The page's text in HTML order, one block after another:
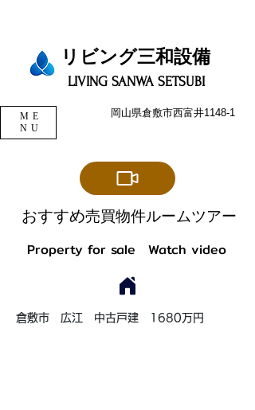
リビング三和設備​​​
LIVING SANWA SETSUBI
ME
NU
岡山県倉敷市西富井1148-1
​おすすめ売買物件ルームツアー
Property for sale Watch video
倉敷市 広江 中古戸建 1680万円